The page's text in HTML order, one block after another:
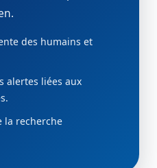
des humains et
alertes liées aux
la recherche